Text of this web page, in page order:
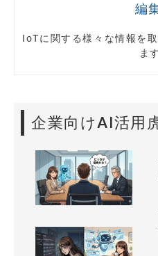
編
IoTに関する様々な情報を
ま
企業向けAI活用